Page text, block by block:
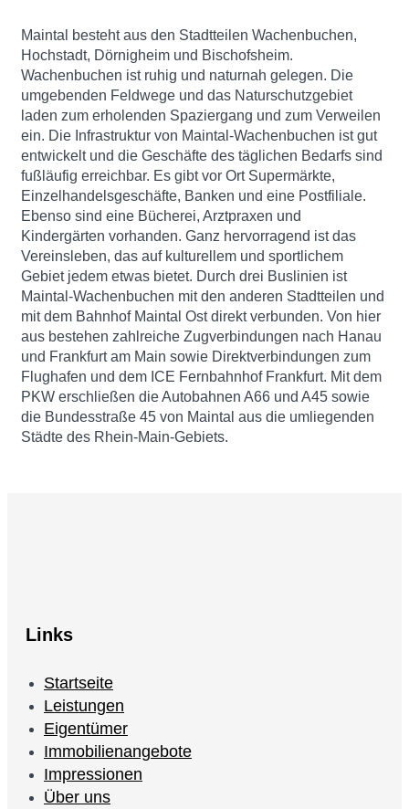
Maintal besteht aus den Stadtteilen Wachenbuchen,
Hochstadt, Dörnigheim und Bischofsheim.
Wachenbuchen ist ruhig und naturnah gelegen. Die
umgebenden Feldwege und das Naturschutzgebiet
laden zum erholenden Spaziergang und zum Verweilen
ein. Die Infrastruktur von Maintal-Wachenbuchen ist gut
entwickelt und die Geschäfte des täglichen Bedarfs sind
fußläufig erreichbar. Es gibt vor Ort Supermärkte,
Einzelhandelsgeschäfte, Banken und eine Postfiliale.
Ebenso sind eine Bücherei, Arztpraxen und
Kindergärten vorhanden. Ganz hervorragend ist das
Vereinsleben, das auf kulturellem und sportlichem
Gebiet jedem etwas bietet. Durch drei Buslinien ist
Maintal-Wachenbuchen mit den anderen Stadtteilen und
mit dem Bahnhof Maintal Ost direkt verbunden. Von hier
aus bestehen zahlreiche Zugverbindungen nach Hanau
und Frankfurt am Main sowie Direktverbindungen zum
Flughafen und dem ICE Fernbahnhof Frankfurt. Mit dem
PKW erschließen die Autobahnen A66 und A45 sowie
die Bundesstraße 45 von Maintal aus die umliegenden
Städte des Rhein-Main-Gebiets.
Links
Startseite
Leistungen
Eigentümer
Immobilienangebote
Impressionen
Über uns